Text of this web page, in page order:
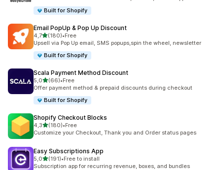
Built for Shopify
Email PopUp & Pop Up Discount
4,7z 5 hvězd
(180)
Celkový počet recenzí: 180
•Free
Upsell via Pop Up email, SMS popups,spin the wheel, newsletter
Built for Shopify
Scala Payment Method Discount
5,0z 5 hvězd
(66)
Celkový počet recenzí: 66
•Free
Offer payment method & prepaid discounts during checkout
Built for Shopify
Shopify Checkout Blocks
4,3z 5 hvězd
(180)
Celkový počet recenzí: 180
•Free
Customize your Checkout, Thank you and Order status pages
Easy Subscriptions App
5,0z 5 hvězd
(191)
Celkový počet recenzí: 191
•Free to install
Subscription app for recurring revenue, boxes, and bundles